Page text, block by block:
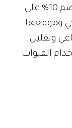
ويمكن لزوار الحديقة الإستفادة من خصم 10% على
وموقعها
وتقليل
القنوات